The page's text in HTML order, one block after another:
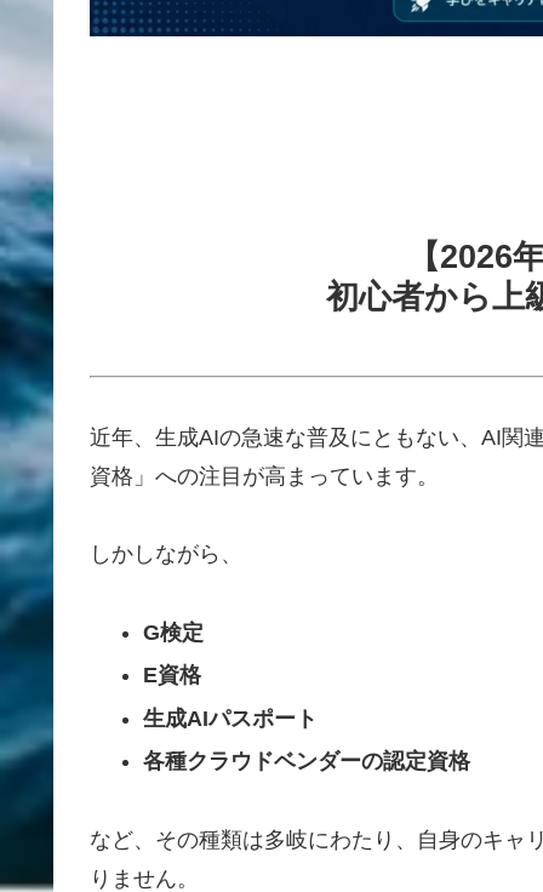
【2026
初心者から上
近年、生成AIの急速な普及にともない、AI関
資格」への注目が高まっています。
しかしながら、
G検定
E資格
生成AIパスポート
各種クラウドベンダーの認定資格
など、その種類は多岐にわたり、自身のキャ
りません。